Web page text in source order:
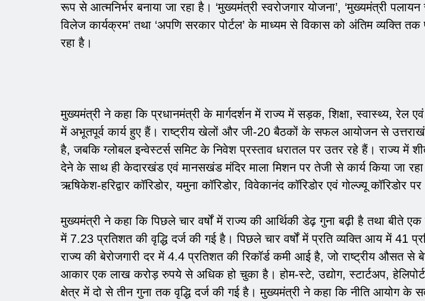
रूप से आत्मनिर्भर बनाया जा रहा है। ‘मुख्यमंत्री स्वरोजगार योजना’, ‘मुख्यमंत्री पलायन
विलेज कार्यक्रम’ तथा ‘अपणि सरकार पोर्टल’ के माध्यम से विकास को अंतिम व्यक्ति तक
रहा है।
मुख्यमंत्री ने कहा कि प्रधानमंत्री के मार्गदर्शन में राज्य में सड़क, शिक्षा, स्वास्थ्य, रेल
में अभूतपूर्व कार्य हुए हैं। राष्ट्रीय खेलों और जी-20 बैठकों के सफल आयोजन से
है, जबकि ग्लोबल इन्वेस्टर्स समिट के निवेश प्रस्ताव धरातल पर उतर रहे हैं। राज्य में
देने के साथ ही केदारखंड एवं मानसखंड मंदिर माला मिशन पर तेजी से कार्य किया जा रहा
ऋषिकेश-हरिद्वार कॉरिडोर, यमुना कॉरिडोर, विवेकानंद कॉरिडोर एवं गोल्ज्यू कॉरिडोर
मुख्यमंत्री ने कहा कि पिछले चार वर्षों में राज्य की आर्थिकी डेढ़ गुना बढ़ी है तथा बीते एक
में 7.23 प्रतिशत की वृद्धि दर्ज की गई है। पिछले चार वर्षों में प्रति व्यक्ति आय में 41
राज्य की बेरोजगारी दर में 4.4 प्रतिशत की रिकॉर्ड कमी आई है, जो राष्ट्रीय औसत से
आकार एक लाख करोड़ रुपये से अधिक हो चुका है। होम-स्टे, उद्योग, स्टार्टअप,
क्षेत्र में दो से तीन गुना तक वृद्धि दर्ज की गई है। मुख्यमंत्री ने कहा कि नीति आयोग के